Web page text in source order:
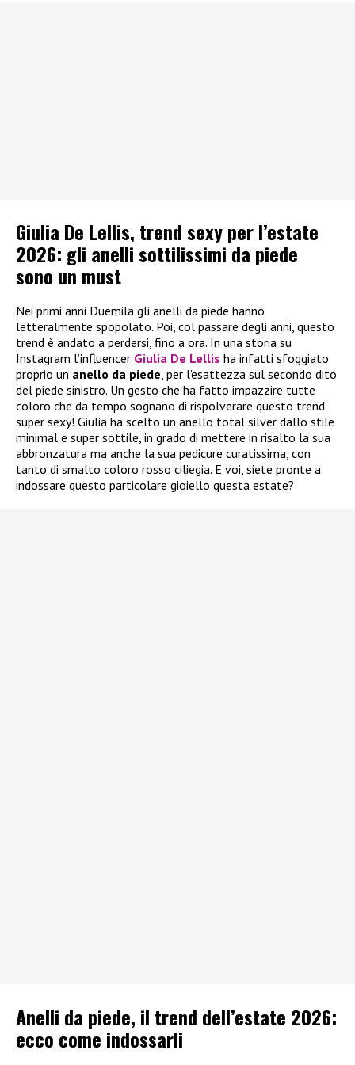
Giulia De Lellis, trend sexy per l’estate
2026: gli anelli sottilissimi da piede
sono un must
Nei primi anni Duemila gli anelli da piede hanno
letteralmente spopolato. Poi, col passare degli anni, questo
trend è andato a perdersi, fino a ora. In una storia su
Instagram l’influencer Giulia De Lellis ha infatti sfoggiato
proprio un anello da piede, per l’esattezza sul secondo dito
del piede sinistro. Un gesto che ha fatto impazzire tutte
coloro che da tempo sognano di rispolverare questo trend
super sexy! Giulia ha scelto un anello total silver dallo stile
minimal e super sottile, in grado di mettere in risalto la sua
abbronzatura ma anche la sua pedicure curatissima, con
tanto di smalto coloro rosso ciliegia. E voi, siete pronte a
indossare questo particolare gioiello questa estate?
Anelli da piede, il trend dell’estate 2026:
ecco come indossarli